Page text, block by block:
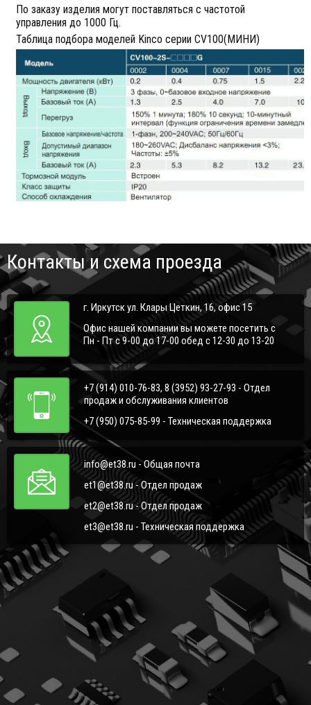
По заказу изделия могут поставляться с частотой
управления до 1000 Гц.
Таблица подбора моделей Kinco серии CV100(МИНИ)
Контакты и схема проезда
г. Иркутск ул. Клары Цеткин, 16, офис 15
Офис нашей компании вы можете посетить с
Пн - Пт с 9-00 до 17-00 обед с 12-30 до 13-20
+7 (914) 010-76-83, 8 (3952) 93-27-93 - Отдел
продаж и обслуживания клиентов
+7 (950) 075-85-99 - Техническая поддержка
info@et38.ru - Общая почта
et1@et38.ru - Отдел продаж
et2@et38.ru - Отдел продаж
et3@et38.ru - Техническая поддержка